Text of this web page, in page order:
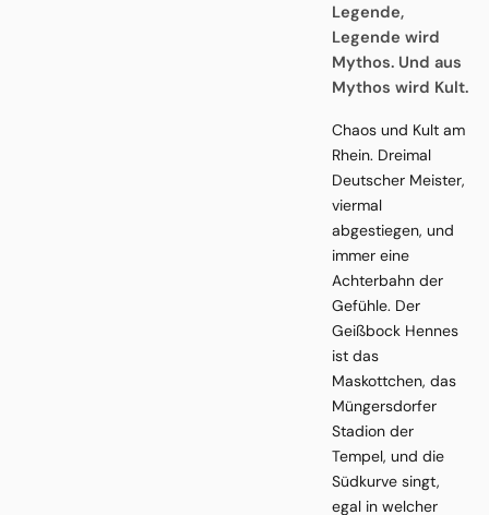
Legende,
Legende wird
Mythos. Und aus
Mythos wird Kult.
Chaos und Kult am
Rhein. Dreimal
Deutscher Meister,
viermal
abgestiegen, und
immer eine
Achterbahn der
Gefühle. Der
Geißbock Hennes
ist das
Maskottchen, das
Müngersdorfer
Stadion der
Tempel, und die
Südkurve singt,
egal in welcher